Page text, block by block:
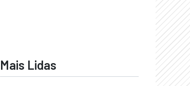
Mais Lidas